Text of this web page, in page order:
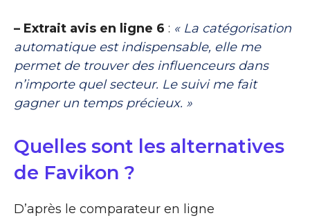
– Extrait avis en ligne 6 : « La catégorisation
automatique est indispensable, elle me
permet de trouver des influenceurs dans
n’importe quel secteur. Le suivi me fait
gagner un temps précieux. »
Quelles sont les alternatives
de Favikon ?
D’après le comparateur en ligne